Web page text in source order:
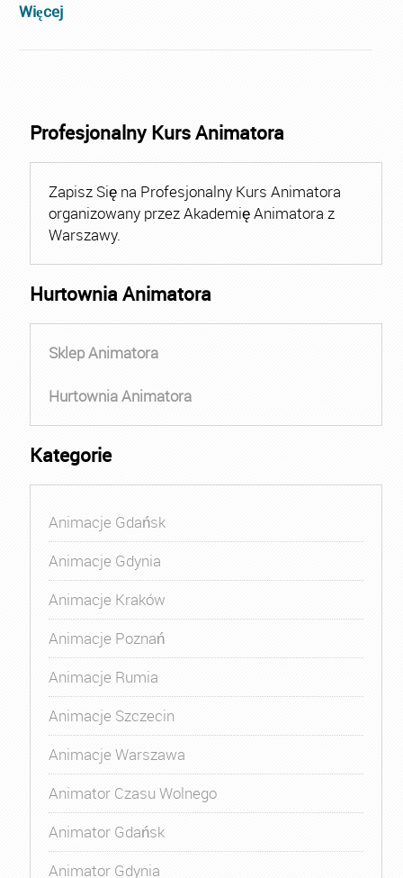
Więcej
Profesjonalny Kurs Animatora
Zapisz Się na Profesjonalny Kurs Animatora
organizowany przez Akademię Animatora z
Warszawy.
Hurtownia Animatora
Sklep Animatora
Hurtownia Animatora
Kategorie
Animacje Gdańsk
Animacje Gdynia
Animacje Kraków
Animacje Poznań
Animacje Rumia
Animacje Szczecin
Animacje Warszawa
Animator Czasu Wolnego
Animator Gdańsk
Animator Gdynia